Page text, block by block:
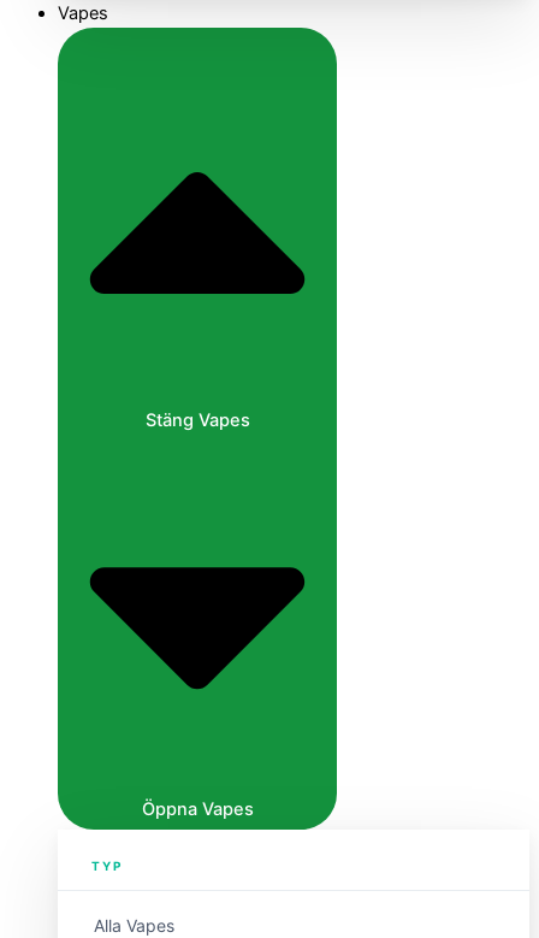
Vapes
Stäng Vapes
Öppna Vapes
TYP
Alla Vapes